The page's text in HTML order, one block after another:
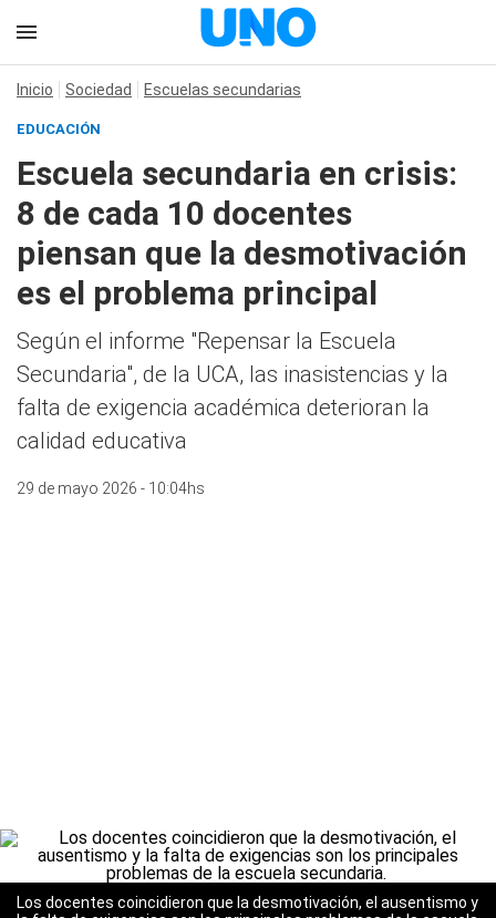
Inicio Sociedad Escuelas secundarias
EDUCACIÓN
Escuela secundaria en crisis:
8 de cada 10 docentes
piensan que la desmotivación
es el problema principal
Según el informe "Repensar la Escuela
Secundaria", de la UCA, las inasistencias y la
falta de exigencia académica deterioran la
calidad educativa
29 de mayo 2026 - 10:04hs
Los docentes coincidieron que la desmotivación, el ausentismo y